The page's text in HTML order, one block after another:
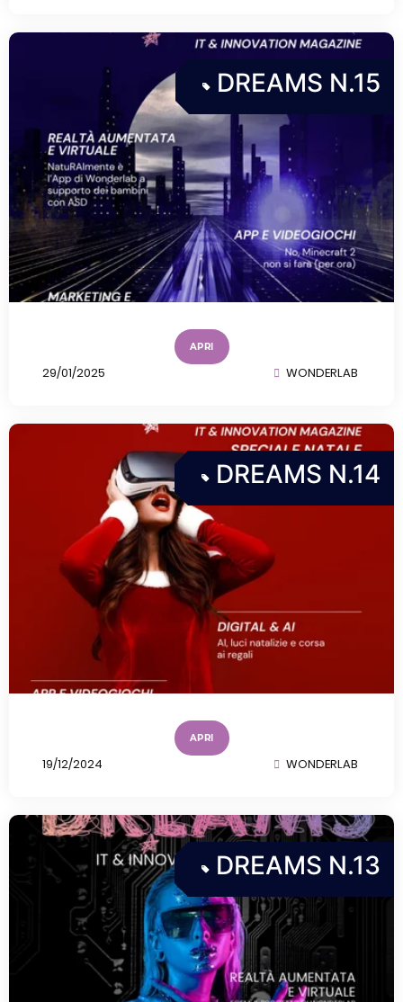
DREAMS N.15
APRI
29/01/2025 WONDERLAB
DREAMS N.14
APRI
19/12/2024 WONDERLAB
DREAMS N.13